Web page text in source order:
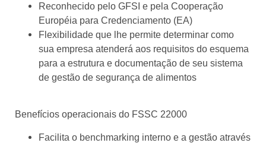
Reconhecido pelo GFSI e pela Cooperação
Européia para Credenciamento (EA)
Flexibilidade que lhe permite determinar como
sua empresa atenderá aos requisitos do esquema
para a estrutura e documentação de seu sistema
de gestão de segurança de alimentos
Benefícios operacionais do FSSC 22000
Facilita o benchmarking interno e a gestão através